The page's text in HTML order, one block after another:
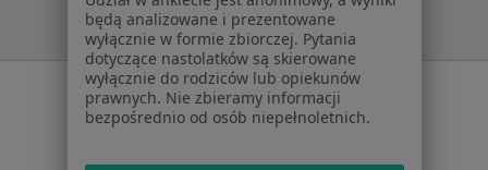
Serwis
Regulamin
będą analizowane i prezentowane
wyłącznie w formie zbiorczej. Pytania
dotyczące nastolatków są skierowane
wyłącznie do rodziców lub opiekunów
prawnych. Nie zbieramy informacji
bezpośrednio od osób niepełnoletnich.